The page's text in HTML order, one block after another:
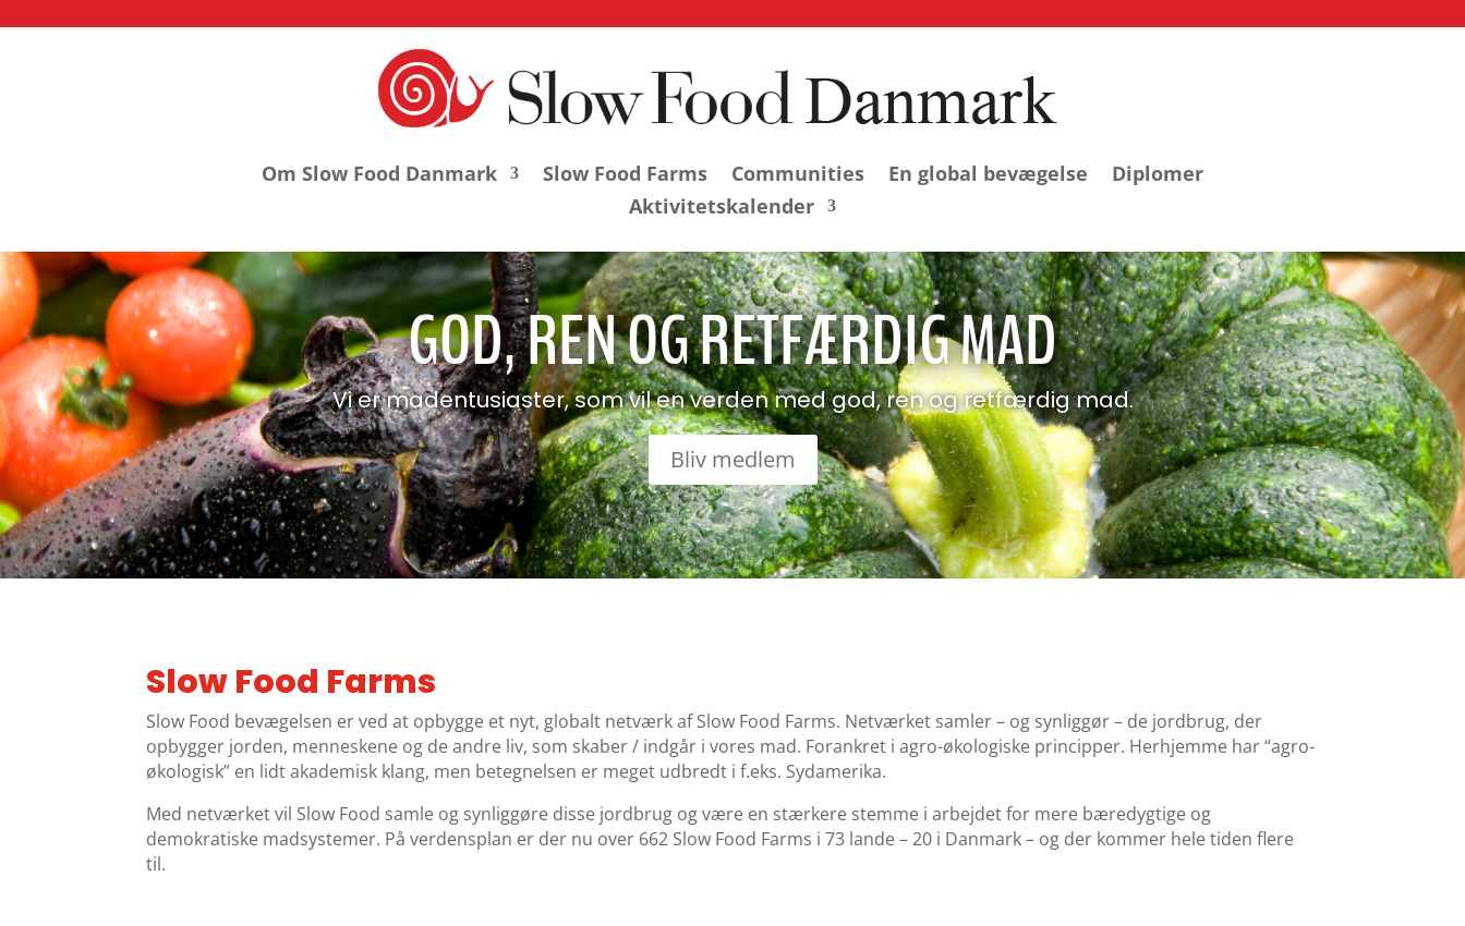
Om Slow Food Danmark Slow Food Farms Communities En global bevægelse
Diplomer
Aktivitetskalender
GOD, REN OG RETFÆRDIG MAD
Vi er madentusiaster, som vil en verden med god, ren og retfærdig mad.
Bliv medlem
Slow Food Farms
Slow Food bevægelsen er ved at opbygge et nyt, globalt netværk af Slow Food Farms. Netværket samler – og synliggør – de jordbrug, der
opbygger jorden, menneskene og de andre liv, som skaber / indgår i vores mad. Forankret i agro-økologiske principper. Herhjemme har “agro-
økologisk” en lidt akademisk klang, men betegnelsen er meget udbredt i f.eks. Sydamerika.
Med netværket vil Slow Food samle og synliggøre disse jordbrug og være en stærkere stemme i arbejdet for mere bæredygtige og
demokratiske madsystemer. På verdensplan er der nu over 662 Slow Food Farms i 73 lande – 20 i Danmark – og der kommer hele tiden flere
til.